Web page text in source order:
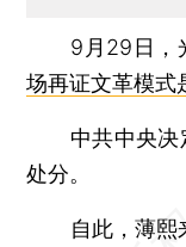
9月29日，光
场再证文革模式
中共中央决
处分。
自此，薄熙来